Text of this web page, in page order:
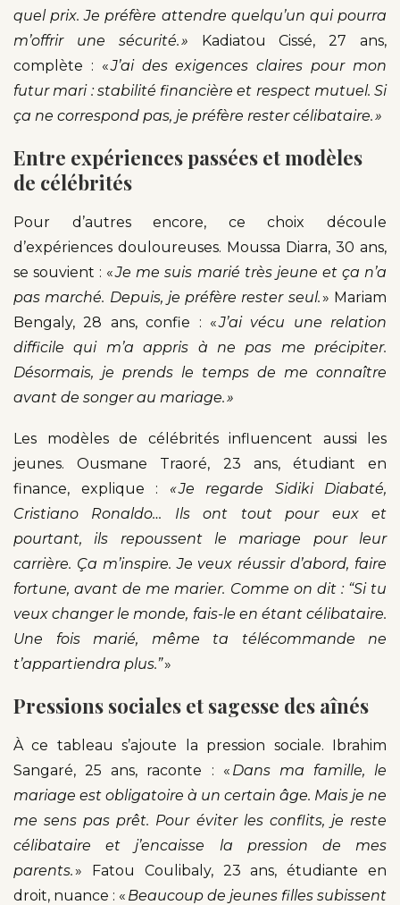
quel prix. Je préfère attendre quelqu’un qui pourra
m’offrir une sécurité. » Kadiatou Cissé, 27 ans,
complète : «J’ai des exigences claires pour mon
futur mari : stabilité financière et respect mutuel. Si
ça ne correspond pas, je préfère rester célibataire. »
Entre expériences passées et modèles
de célébrités
Pour d’autres encore, ce choix découle
d’expériences douloureuses. Moussa Diarra, 30 ans,
se souvient : «Je me suis marié très jeune et ça n’a
pas marché. Depuis, je préfère rester seul.» Mariam
Bengaly, 28 ans, confie : «J’ai vécu une relation
difficile qui m’a appris à ne pas me précipiter.
Désormais, je prends le temps de me connaître
avant de songer au mariage. »
Les modèles de célébrités influencent aussi les
jeunes. Ousmane Traoré, 23 ans, étudiant en
finance, explique : « Je regarde Sidiki Diabaté,
Cristiano Ronaldo… Ils ont tout pour eux et
pourtant, ils repoussent le mariage pour leur
carrière. Ça m’inspire. Je veux réussir d’abord, faire
fortune, avant de me marier. Comme on dit : “Si tu
veux changer le monde, fais-le en étant célibataire.
Une fois marié, même ta télécommande ne
t’appartiendra plus.”»
Pressions sociales et sagesse des aînés
À ce tableau s’ajoute la pression sociale. Ibrahim
Sangaré, 25 ans, raconte : « Dans ma famille, le
mariage est obligatoire à un certain âge. Mais je ne
me sens pas prêt. Pour éviter les conflits, je reste
célibataire et j’encaisse la pression de mes
parents.» Fatou Coulibaly, 23 ans, étudiante en
droit, nuance : « Beaucoup de jeunes filles subissent